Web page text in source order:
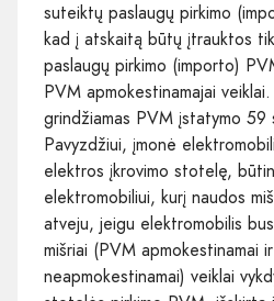
suteiktų paslaugų pirkimo
kad į atskaitą būtų įtrauktos
paslaugų pirkimo (importo)
PVM apmokestinamajai veiklai.
grindžiamas PVM įstatymo 59
Pavyzdžiui, įmonė
elektros įkrovimo stotelę,
elektromobiliui, kurį naudos
atveju, jeigu elektromobilis
mišriai (PVM apmokestinamai
neapmokestinamai) veiklai